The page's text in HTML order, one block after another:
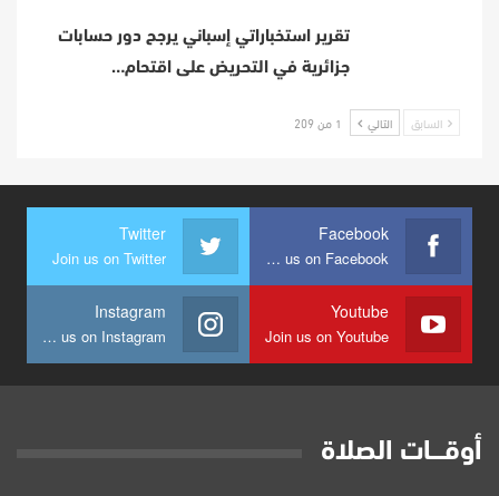
تقرير استخباراتي إسباني يرجح دور حسابات
جزائرية في التحريض على اقتحام…
السابق التالي 1 من 209
Facebook
Join us on Facebook
Twitter
Join us on Twitter
Youtube
Join us on Youtube
Instagram
Join us on Instagram
أوقــــات الصلاة